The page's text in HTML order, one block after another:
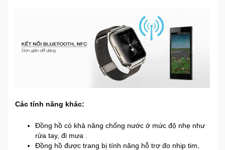
Các tính năng khác:
Đồng hồ có khả năng chống nước ở mức độ nhẹ như
rửa tay, đi mưa .
Đồng hồ được trang bị tính năng hỗ trợ đo nhịp tim,